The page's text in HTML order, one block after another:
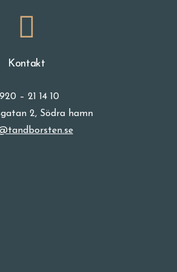
Kontakt
– 21 14 10
2, Södra hamn